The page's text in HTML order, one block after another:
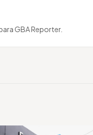
GBA Reporter.